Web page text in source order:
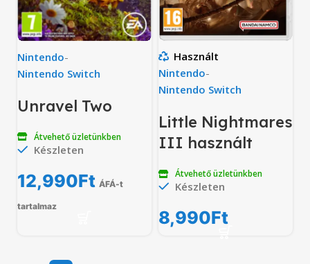
Nintendo-
Nintendo Switch
Unravel Two
Átvehető üzletünkben
Készleten
12,990Ft ÁFÁ-t
tartalmaz
Használt
Nintendo-
Nintendo Switch
Little Nightmares
III használt
Átvehető üzletünkben
Készleten
8,990Ft